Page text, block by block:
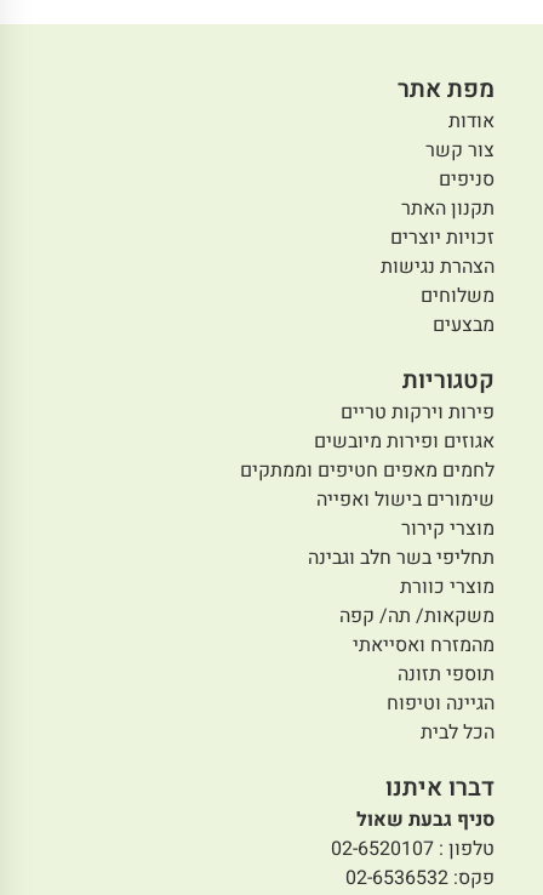
מפת אתר
אודות
צור קשר
סניפים
תקנון האתר
זכויות יוצרים
הצהרת נגישות
משלוחים
מבצעים
קטגוריות
פירות וירקות טריים
אגוזים ופירות מיובשים
לחמים מאפים חטיפים וממתקים
שימורים בישול ואפייה
מוצרי קירור
תחליפי בשר חלב וגבינה
מוצרי כוורת
משקאות/ תה/ קפה
מהמזרח ואסייאתי
תוספי תזונה
הגיינה וטיפוח
הכל לבית
דברו איתנו
סניף גבעת שאול
טלפון : 02-6520107
פקס: 02-6536532